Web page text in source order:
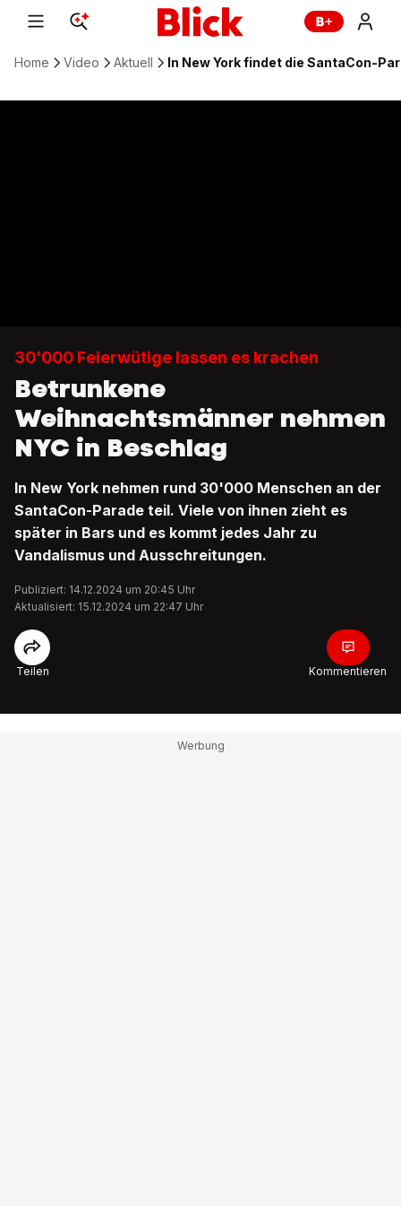
Home Video Aktuell In New York findet die SantaCon-
30'000 Feierwütige lassen es krachen
Betrunkene
Weihnachtsmänner nehmen
NYC in Beschlag
In New York nehmen rund 30'000 Menschen an der
SantaCon-Parade teil. Viele von ihnen zieht es
später in Bars und es kommt jedes Jahr zu
Vandalismus und Ausschreitungen.
Publiziert: 14.12.2024 um 20:45 Uhr
Aktualisiert: 15.12.2024 um 22:47 Uhr
Teilen Kommentieren